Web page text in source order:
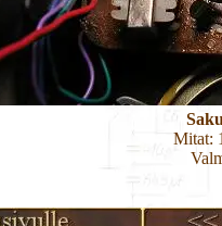
Mitat: